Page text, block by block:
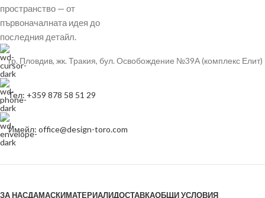
пространство — от
първоначалната идея до
последния детайл.
гр. Пловдив, жк. Тракия, бул. Освобождение №39А (комплекс Елит)
Тел: +359 878 58 51 29
Имейл: office@design-toro.com
ЗА НАСДАМАСКИМАТЕРИАЛИДОСТАВКАОБЩИ УСЛОВИЯ